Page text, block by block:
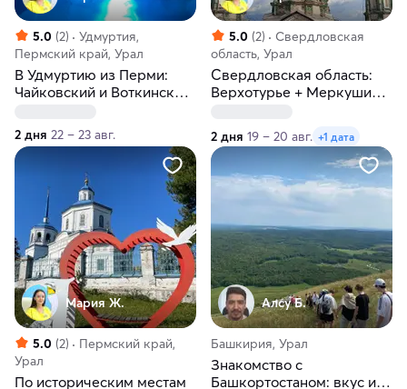
5.0 (2)
Удмуртия,
Пермский край, Урал
В Удмуртию из Перми:
Чайковский и Воткинские
2 дня 22 – 23 авг.
5.0 (2)
Свердловская
область, Урал
Свердловская область:
Верхотурье + Меркушино.
2 дня 19 – 20 авг. +1 дата
Мария Ж.
5.0 (2)
Пермский край,
Урал
По историческим местам
Алсу Б.
Башкирия, Урал
Знакомство с
Башкортостаном: вкус и